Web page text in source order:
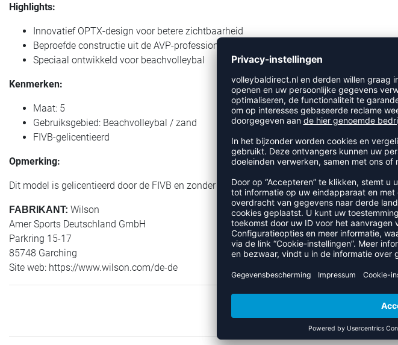
Highlights:
Innovatief OPTX-design voor betere zichtbaarheid
Beproefde constructie uit de AVP-professionele sector
Speciaal ontwikkeld voor beachvolleybal
Kenmerken:
Maat: 5
Gebruiksgebied: Beachvolleybal / zand
FIVB-gelicentieerd
Opmerking:
Dit model is gelicentieerd door de FIVB en zonder het DVV-keurmerk. De officiële
FABRIKANT: Wilson
Amer Sports Deutschland GmbH
Parkring 15-17
85748 Garching
Site web: https://www.wilson.com/de-de